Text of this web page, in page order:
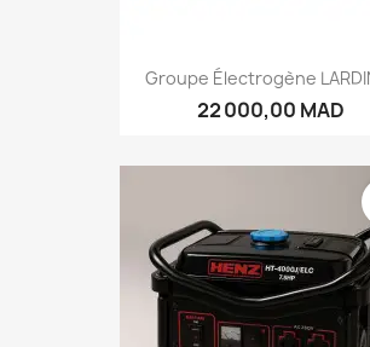
Groupe Électrogène
22 000,00 MAD